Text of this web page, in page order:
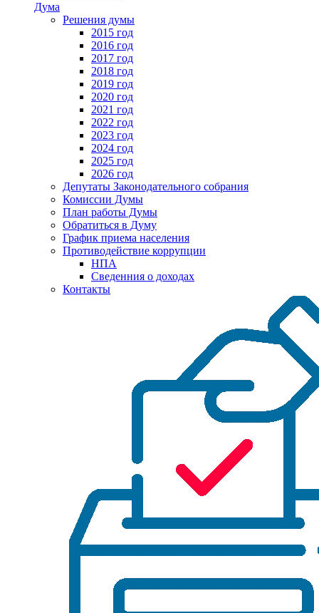
Дума
Решения думы
2015 год
2016 год
2017 год
2018 год
2019 год
2020 год
2021 год
2022 год
2023 год
2024 год
2025 год
2026 год
Депутаты Законодательного собрания
Комиссии Думы
План работы Думы
Обратиться в Думу
График приема населения
Противодействие коррупции
НПА
Сведенния о доходах
Контакты